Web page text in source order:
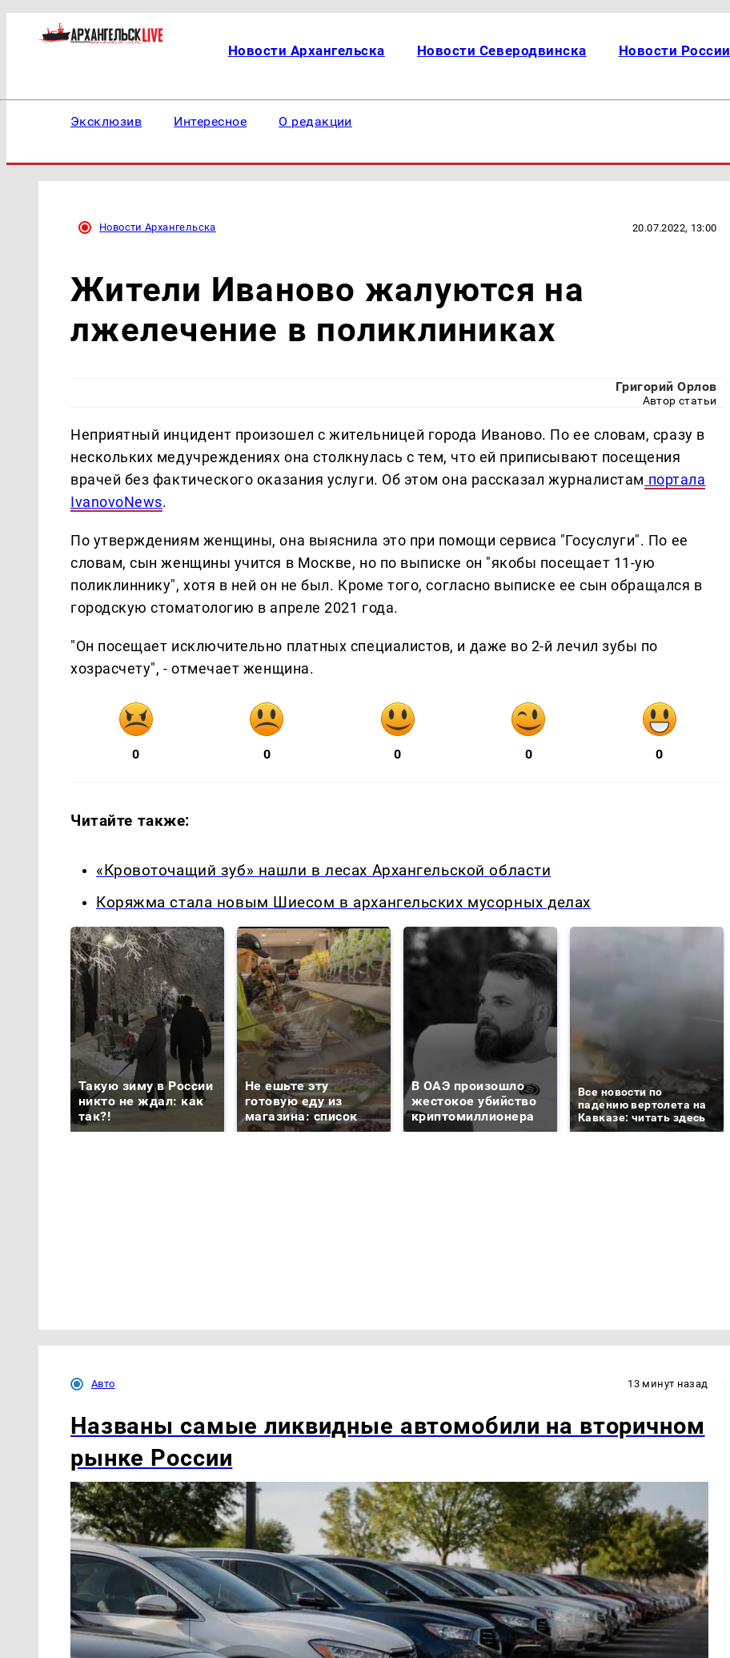
Новости Архангельска Новости Северодвинска Новости России
Эксклюзив Интересное О редакции
Новости Архангельска 20.07.2022, 13:00
Жители Иваново жалуются на
лжелечение в поликлиниках
Григорий Орлов
Автор статьи
Неприятный инцидент произошел с жительницей города Иваново. По ее словам, сразу в
нескольких медучреждениях она столкнулась с тем, что ей приписывают посещения
врачей без фактического оказания услуги. Об этом она рассказал журналистам портала
IvanovoNews.
По утверждениям женщины, она выяснила это при помощи сервиса "Госуслуги". По ее
словам, сын женщины учится в Москве, но по выписке он "якобы посещает 11-ую
поликлиннику", хотя в ней он не был. Кроме того, согласно выписке ее сын обращался в
городскую стоматологию в апреле 2021 года.
"Он посещает исключительно платных специалистов, и даже во 2-й лечил зубы по
хозрасчету", - отмечает женщина.
0 0 0 0 0
Читайте также:
«Кровоточащий зуб» нашли в лесах Архангельской области
Коряжма стала новым Шиесом в архангельских мусорных делах
Такую зиму в России
никто не ждал: как
так?!
Не ешьте эту
готовую еду из
магазина: список
В ОАЭ произошло
жестокое убийство
криптомиллионера
Все новости по
падению вертолета на
Кавказе: читать здесь
Авто 13 минут назад
Названы самые ликвидные автомобили на вторичном
рынке России